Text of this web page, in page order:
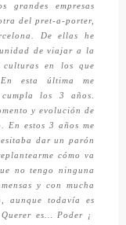
grandes empresas
del pret-a-porter,
De ellas he
de viajar a la
en los que
esta última me
los 3 años.
y evolución de
En estos 3 años me
dar un parón
cómo va
no tengo ninguna
y con mucha
aunque todavía es
es… Poder ¡